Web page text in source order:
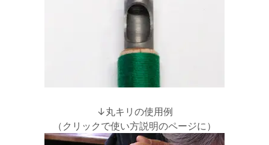
↓丸キリの使用例
（クリックで使い方説明のページに）